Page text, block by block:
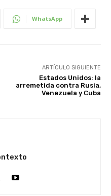
WhatsApp
ARTÍCULO SIGUIENTE
Estados Unidos: la
arremetida contra Rusia,
Venezuela y Cuba